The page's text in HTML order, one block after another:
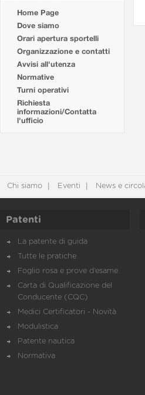
Home Page
Dove siamo
Orari apertura sportelli
Organizzazione e contatti
Avvisi all'utenza
Normative
Turni operativi
Richiesta
informazioni/Contatta
l'ufficio
Chi siamo Eventi News e
Patenti
La patente di guida
Tutte le pratiche
Foglio rosa e prove d’esame
Carta di Qualificazione del
Conducente (CQC)
Medici Certificatori - Novità
Modulistica
Patente nautica
Normativa